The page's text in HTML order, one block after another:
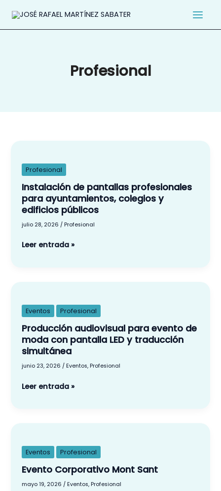
contenido
Profesional
Profesional
Instalación de pantallas profesionales
para ayuntamientos, colegios y
edificios públicos
julio 28, 2026 / Profesional
pantallas
profesionales
para
ayuntamientos,
y
edificios
Leer entrada »
Eventos Profesional
Producción audiovisual para evento de
moda con pantalla LED y traducción
simultánea
junio 23, 2026 / Eventos, Profesional
para
evento
de
moda
pantalla
LED
Leer entrada »
Eventos Profesional
Evento Corporativo Mont Sant
mayo 19, 2026 / Eventos, Profesional
Mont
Sant